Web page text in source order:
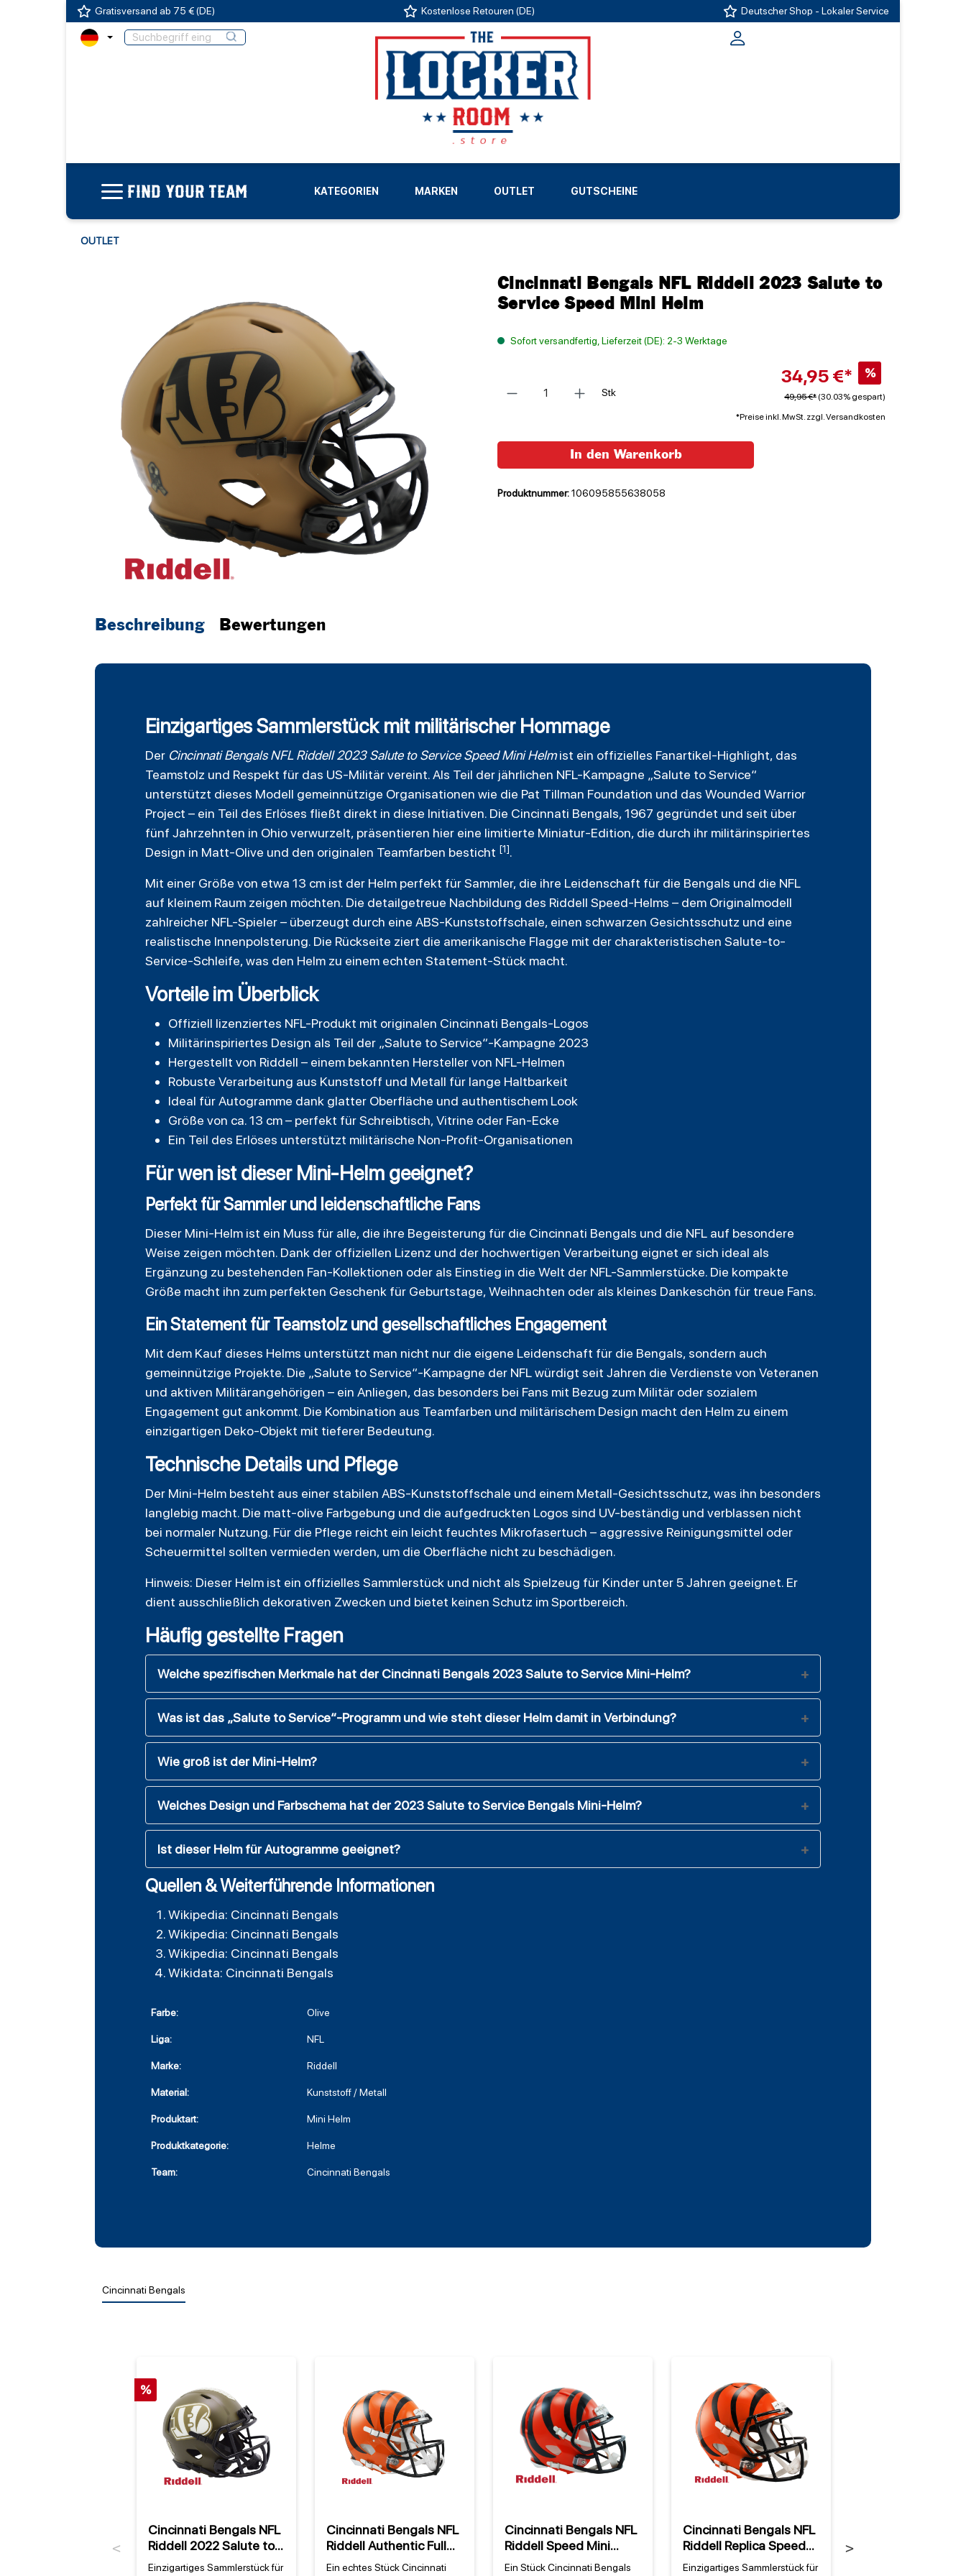
Gratisversand ab 75 € (DE) Kostenlose Retouren (DE) Deutscher Shop - Lokaler Service
FIND YOUR TEAM KATEGORIEN MARKEN
LIGEN
OUTLET GUTSCHEINE
OUTLET
Cincinnati Bengals NFL Riddell 2023 Salute to
Service Speed Mini Helm
Sofort versandfertig, Lieferzeit (DE): 2-3 Werktage
Stk
34,95 €* %
49,95 €* (30.03% gespart)
*Preise inkl. MwSt. zzgl. Versandkosten
In den Warenkorb
Produktnummer:106095855638058
Beschreibung Bewertungen
Einzigartiges Sammlerstück mit militärischer Hommage
Der Cincinnati BengalsNFLRiddell2023 Salute to Service Speed Mini Helmist ein offizielles Fanartikel-Highlight, das
Teamstolz und Respekt für das US-Militär vereint. Als Teil der jährlichen NFL-Kampagne „Salute to Service“
unterstützt dieses Modell gemeinnützige Organisationen wie die Pat Tillman Foundation und das Wounded Warrior
Project – ein Teil des Erlöses fließt direkt in diese Initiativen. Die Cincinnati Bengals, 1967 gegründet und seit über
fünf Jahrzehnten in Ohio verwurzelt, präsentieren hier eine limitierte Miniatur-Edition, die durch ihr militärinspiriertes
Design in Matt-Olive und den originalen Teamfarben besticht [1].
Mit einer Größe von etwa 13 cm ist der Helm perfekt für Sammler, die ihre Leidenschaft für die Bengals und die NFL
auf kleinem Raum zeigen möchten. Die detailgetreue Nachbildung des Riddell Speed-Helms – dem Originalmodell
zahlreicher NFL-Spieler – überzeugt durch eine ABS-Kunststoffschale, einen schwarzen Gesichtsschutz und eine
realistische Innenpolsterung. Die Rückseite ziert die amerikanische Flagge mit der charakteristischen Salute-to-
Service-Schleife, was den Helm zu einem echten Statement-Stück macht.
Vorteile im Überblick
Offiziell lizenziertes NFL-Produkt mit originalen Cincinnati Bengals-Logos
Militärinspiriertes Design als Teil der „Salute to Service“-Kampagne 2023
Hergestellt von Riddell – einem bekannten Hersteller von NFL-Helmen
Robuste Verarbeitung aus Kunststoff und Metall für lange Haltbarkeit
Ideal für Autogramme dank glatter Oberfläche und authentischem Look
Größe von ca. 13 cm – perfekt für Schreibtisch, Vitrine oder Fan-Ecke
Ein Teil des Erlöses unterstützt militärische Non-Profit-Organisationen
Für wen ist dieser Mini-Helm geeignet?
Perfekt für Sammler und leidenschaftliche Fans
Dieser Mini-Helm ist ein Muss für alle, die ihre Begeisterung für die Cincinnati Bengals und die NFL auf besondere
Weise zeigen möchten. Dank der offiziellen Lizenz und der hochwertigen Verarbeitung eignet er sich ideal als
Ergänzung zu bestehenden Fan-Kollektionen oder als Einstieg in die Welt der NFL-Sammlerstücke. Die kompakte
Größe macht ihn zum perfekten Geschenk für Geburtstage, Weihnachten oder als kleines Dankeschön für treue Fans.
Ein Statement für Teamstolz und gesellschaftliches Engagement
Mit dem Kauf dieses Helms unterstützt man nicht nur die eigene Leidenschaft für die Bengals, sondern auch
gemeinnützige Projekte. Die „Salute to Service“-Kampagne der NFL würdigt seit Jahren die Verdienste von Veteranen
und aktiven Militärangehörigen – ein Anliegen, das besonders bei Fans mit Bezug zum Militär oder sozialem
Engagement gut ankommt. Die Kombination aus Teamfarben und militärischem Design macht den Helm zu einem
einzigartigen Deko-Objekt mit tieferer Bedeutung.
Technische Details und Pflege
Der Mini-Helm besteht aus einer stabilen ABS-Kunststoffschale und einem Metall-Gesichtsschutz, was ihn besonders
langlebig macht. Die matt-olive Farbgebung und die aufgedruckten Logos sind UV-beständig und verblassen nicht
bei normaler Nutzung. Für die Pflege reicht ein leicht feuchtes Mikrofasertuch – aggressive Reinigungsmittel oder
Scheuermittel sollten vermieden werden, um die Oberfläche nicht zu beschädigen.
Hinweis: Dieser Helm ist ein offizielles Sammlerstück und nicht als Spielzeug für Kinder unter 5 Jahren geeignet. Er
dient ausschließlich dekorativen Zwecken und bietet keinen Schutz im Sportbereich.
Häufig gestellte Fragen
Welche spezifischen Merkmale hat der Cincinnati Bengals 2023 Salute to Service Mini-Helm?
Was ist das „Salute to Service“-Programm und wie steht dieser Helm damit in Verbindung?
Wie groß ist der Mini-Helm?
Welches Design und Farbschema hat der 2023 Salute to Service Bengals Mini-Helm?
Ist dieser Helm für Autogramme geeignet?
Quellen & Weiterführende Informationen
Wikipedia: Cincinnati Bengals
Wikipedia: Cincinnati Bengals
Wikipedia: Cincinnati Bengals
Wikidata: Cincinnati Bengals
Farbe: Olive
Liga: NFL
Marke: Riddell
Material: Kunststoff / Metall
Produktart: Mini Helm
Produktkategorie: Helme
Team: Cincinnati Bengals
Cincinnati Bengals
Previous
%
Cincinnati Bengals NFL
Riddell 2022 Salute to
Service NFL Speed Mini
Einzigartiges Sammlerstück für
Cincinnati Bengals NFL
Riddell Authentic Full
Size Speed Helm
Ein echtes Stück Cincinnati
Cincinnati Bengals NFL
Riddell Speed Mini
Helm
Ein Stück Cincinnati Bengals
Cincinnati Bengals NFL
Riddell Replica Speed
Full Size Helm
Einzigartiges Sammlerstück für
Next